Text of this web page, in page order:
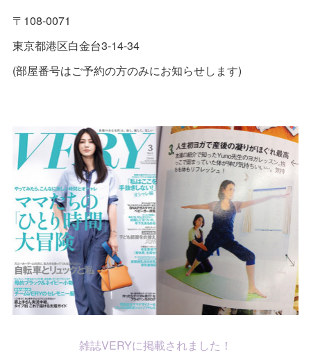
〒108-0071
東京都港区白金台3-14-34
(部屋番号はご予約の方のみにお知らせします)
雑誌VERYに掲載されました！